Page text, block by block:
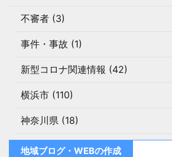
不審者 (3)
事件・事故 (1)
新型コロナ関連情報 (42)
横浜市 (110)
神奈川県 (18)
地域ブログ・WEBの作成